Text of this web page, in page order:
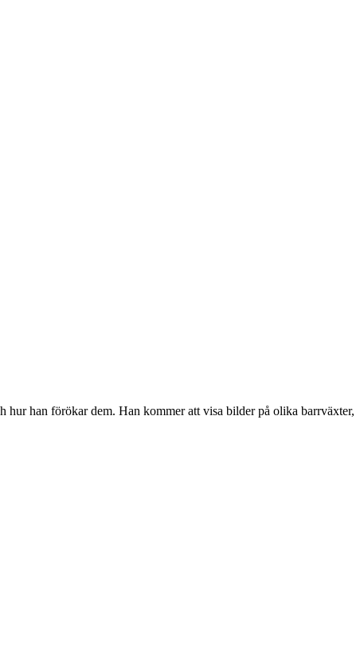
hur han förökar dem. Han kommer att visa bilder på olika barrväxter,